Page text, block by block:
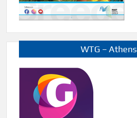
WTG – Athens